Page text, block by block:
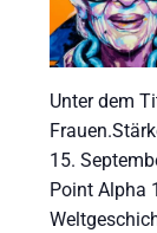
Unter dem
15.
Point Alpha